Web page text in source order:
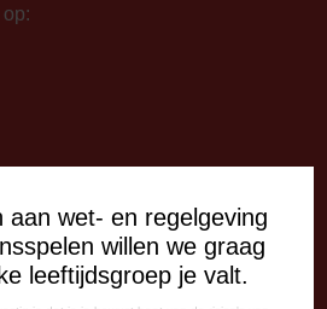
aan wet- en regelgeving
willen we graag
leeftijdsgroep je valt.
bereikbaar vanaf 13:00 - 20:00 uur